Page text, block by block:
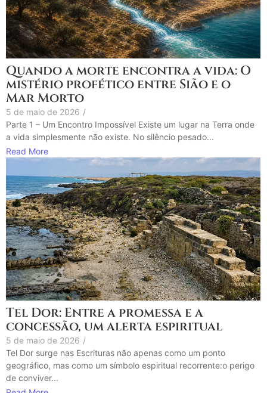
Quando a morte encontra a vida: O
mistério profético entre Sião e o
Mar Morto
5 de maio de 2026 /
Parte 1 – Um Encontro Impossível Existe um lugar na Terra onde
a vida simplesmente não existe. No silêncio pesado...
Read More
Tel Dor: Entre a promessa e a
concessão, um alerta espiritual
5 de maio de 2026 /
Tel Dor surge nas Escrituras não apenas como um ponto
geográfico, mas como um símbolo espiritual recorrente:o perigo
de conviver...